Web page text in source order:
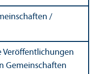
/
Gemeinschaften